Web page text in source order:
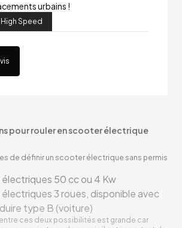
urbains !
Speed
pour rouler en scooter électrique
de définir un scooter électrique sans permis
50 cc ou 4 Kw
3 roues, disponible avec
type B (voiture)
ces deux possibilités est grande car